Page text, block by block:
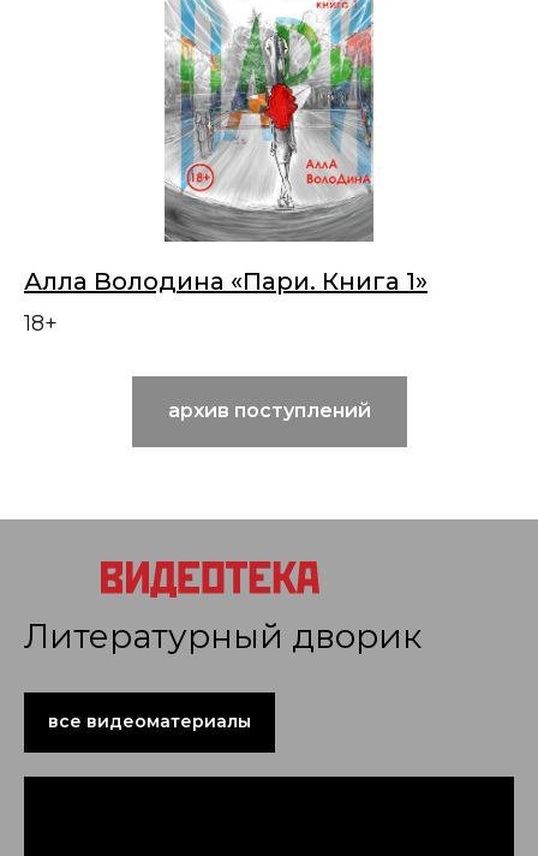
Алла Володина «Пари. Книга 1»
18+
архив поступлений
Литературный дворик
все видеоматериалы